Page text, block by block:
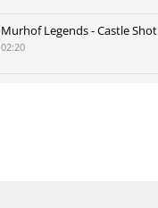
Murhof Legends - Castle Shot
02:20